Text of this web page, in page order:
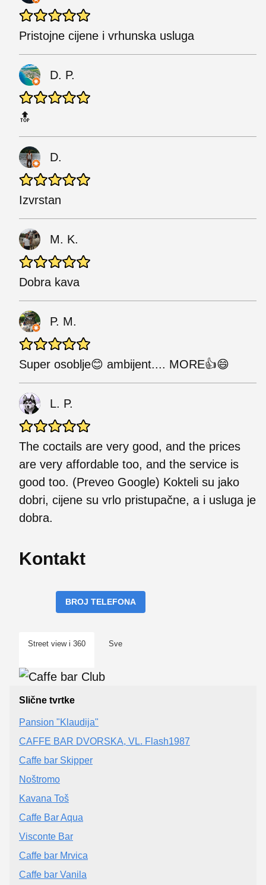
Pristojne cijene i vrhunska usluga
D. P.
🔝
D.
Izvrstan
M. K.
Dobra kava
P. M.
Super osoblje😊 ambijent.... MORE👍😄
L. P.
The coctails are very good, and the prices
are very affordable too, and the service is
good too. (Preveo Google) Kokteli su jako
dobri, cijene su vrlo pristupačne, a i usluga je
dobra.
Kontakt
BROJ TELEFONA
Street view i 360 Sve
Slične tvrtke
Pansion "Klaudija"
CAFFE BAR DVORSKA, VL. Flash1987
Caffe bar Skipper
Noštromo
Kavana Toš
Caffe Bar Aqua
Visconte Bar
Caffe bar Mrvica
Caffe bar Vanila